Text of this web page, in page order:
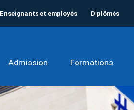
Enseignants et employés Diplômés
Admission Formations